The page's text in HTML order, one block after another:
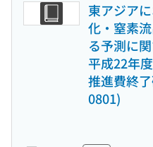
東アジア
化・窒素
る予測に
平成22年
推進費終
0801)